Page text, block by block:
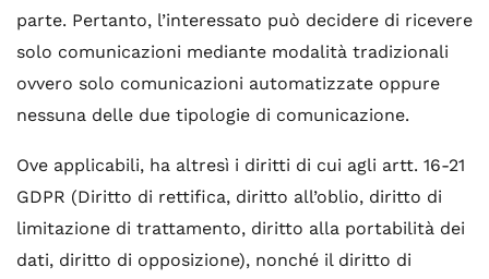
parte. Pertanto, l’interessato può decidere di ricevere
solo comunicazioni mediante modalità tradizionali
ovvero solo comunicazioni automatizzate oppure
nessuna delle due tipologie di comunicazione.
Ove applicabili, ha altresì i diritti di cui agli artt. 16-21
GDPR (Diritto di rettifica, diritto all’oblio, diritto di
limitazione di trattamento, diritto alla portabilità dei
dati, diritto di opposizione), nonché il diritto di